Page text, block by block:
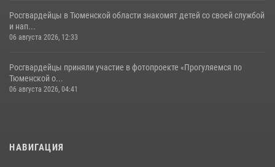
Росгвардейцы в Тюменской области знакомят детей со своей службой
и нап...
06 августа 2026, 12:33
Росгвардейцы приняли участие в фотопроекте «Прогуляемся по
Тюменской о...
06 августа 2026, 04:41
НАВИГАЦИЯ